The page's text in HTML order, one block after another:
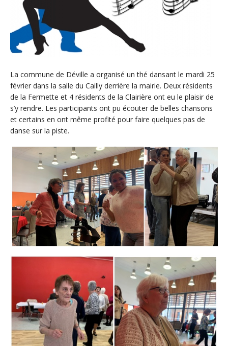
La commune de Déville a organisé un thé dansant le mardi 25
février dans la salle du Cailly derrière la mairie. Deux résidents
de la Fermette et 4 résidents de la Clairière ont eu le plaisir de
s’y rendre. Les participants ont pu écouter de belles chansons
et certains en ont même profité pour faire quelques pas de
danse sur la piste.